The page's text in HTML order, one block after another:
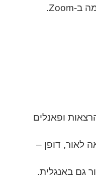
ופאנלים
לאור, דופן –
גם באנגלית.